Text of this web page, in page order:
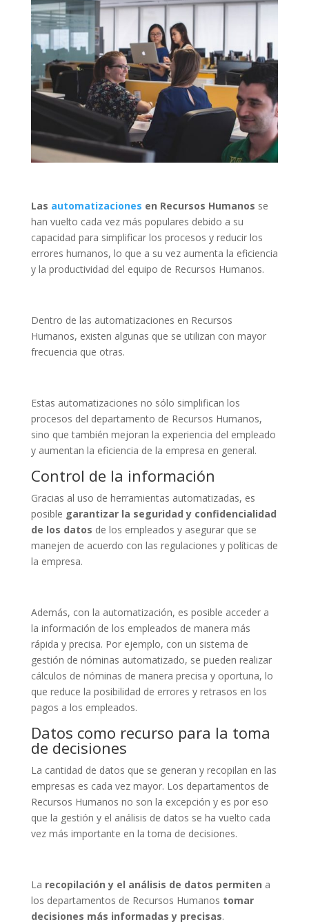
Las automatizaciones en Recursos Humanos se
han vuelto cada vez más populares debido a su
capacidad para simplificar los procesos y reducir los
errores humanos, lo que a su vez aumenta la eficiencia
y la productividad del equipo de Recursos Humanos.
Dentro de las automatizaciones en Recursos
Humanos, existen algunas que se utilizan con mayor
frecuencia que otras.
Estas automatizaciones no sólo simplifican los
procesos del departamento de Recursos Humanos,
sino que también mejoran la experiencia del empleado
y aumentan la eficiencia de la empresa en general.
Control de la información
Gracias al uso de herramientas automatizadas, es
posible garantizar la seguridad y confidencialidad
de los datos de los empleados y asegurar que se
manejen de acuerdo con las regulaciones y políticas de
la empresa.
Además, con la automatización, es posible acceder a
la información de los empleados de manera más
rápida y precisa. Por ejemplo, con un sistema de
gestión de nóminas automatizado, se pueden realizar
cálculos de nóminas de manera precisa y oportuna, lo
que reduce la posibilidad de errores y retrasos en los
pagos a los empleados.
Datos como recurso para la toma
de decisiones
La cantidad de datos que se generan y recopilan en las
empresas es cada vez mayor. Los departamentos de
Recursos Humanos no son la excepción y es por eso
que la gestión y el análisis de datos se ha vuelto cada
vez más importante en la toma de decisiones.
La recopilación y el análisis de datos permiten a
los departamentos de Recursos Humanos tomar
decisiones más informadas y precisas.